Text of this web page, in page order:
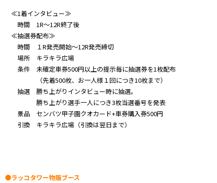
≪1着インタビュー≫
時間 1R～12R終了後
≪抽選券配布≫
時間 １R発売開始～12R発売締切
場所 キラキラ広場
条件 未確定車券500円以上の提示毎に抽選券を1枚配布
（先着500枚、お一人様１回につき10枚まで）
抽選 勝ち上がりインタビュー時に抽選。
勝ち上がり選手一人につき3枚当選番号を発表
景品 センバツ甲子園クオカード+車券購入券500円
引換 キラキラ広場（引換は翌日まで）
●ラッコタワー物販ブース